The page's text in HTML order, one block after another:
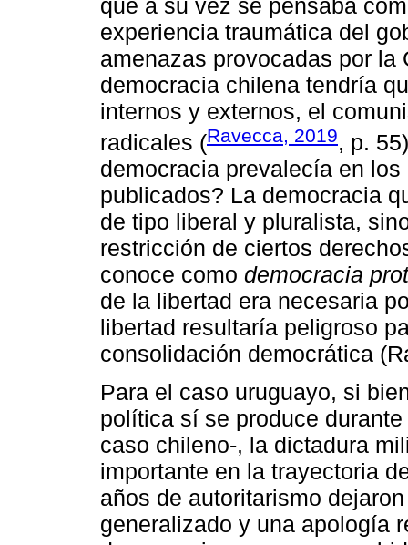
que a su vez se pensaba
experiencia traumática del
amenazas provocadas por
democracia chilena tendría
internos y externos, el
radicales (Ravecca, 2019, p.
democracia prevalecía en
publicados? La democracia
de tipo liberal y pluralista,
restricción de ciertos
conoce como democracia
de la libertad era necesaria
libertad resultaría peligroso
consolidación democrática
Para el caso uruguayo, si
política sí se produce
caso chileno-, la dictadura
importante en la trayectoria
años de autoritarismo
generalizado y una apología